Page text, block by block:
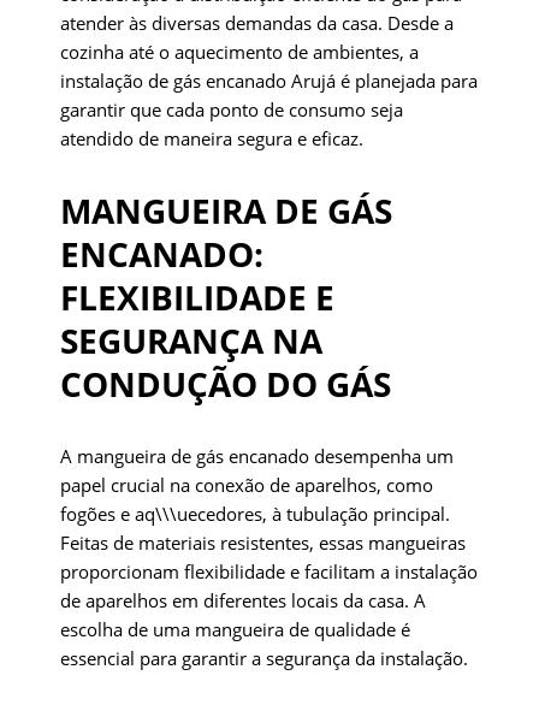
atender às diversas demandas da casa. Desde a
cozinha até o aquecimento de ambientes, a
instalação de gás encanado Arujá é planejada para
garantir que cada ponto de consumo seja
atendido de maneira segura e eficaz.
MANGUEIRA DE GÁS
ENCANADO:
FLEXIBILIDADE E
SEGURANÇA NA
CONDUÇÃO DO GÁS
A mangueira de gás encanado desempenha um
papel crucial na conexão de aparelhos, como
fogões e aq\\\uecedores, à tubulação principal.
Feitas de materiais resistentes, essas mangueiras
proporcionam flexibilidade e facilitam a instalação
de aparelhos em diferentes locais da casa. A
escolha de uma mangueira de qualidade é
essencial para garantir a segurança da instalação.